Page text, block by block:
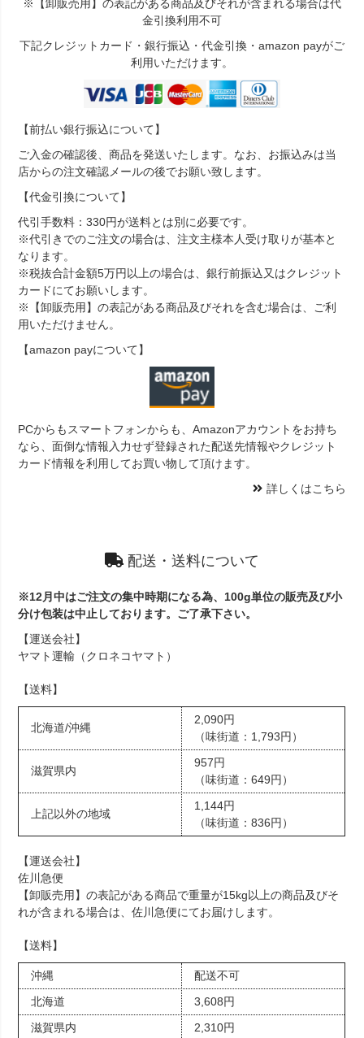
※【卸販売用】の表記がある商品及びそれが含まれる場合は代
金引換利用不可
下記クレジットカード・銀行振込・代金引換・amazon payがご
利用いただけます。
【前払い銀行振込について】
ご入金の確認後、商品を発送いたします。なお、お振込みは当
店からの注文確認メールの後でお願い致します。
【代金引換について】
代引手数料：330円が送料とは別に必要です。
※代引きでのご注文の場合は、注文主様本人受け取りが基本と
なります。
※税抜合計金額5万円以上の場合は、銀行前振込又はクレジット
カードにてお願いします。
※【卸販売用】の表記がある商品及びそれを含む場合は、ご利
用いただけません。
【amazon payについて】
PCからもスマートフォンからも、Amazonアカウントをお持ち
なら、面倒な情報入力せず登録された配送先情報やクレジット
カード情報を利用してお買い物して頂けます。
詳しくはこちら
配送・送料について
※12月中はご注文の集中時期になる為、100g単位の販売及び小
分け包装は中止しております。ご了承下さい。
【運送会社】
ヤマト運輸（クロネコヤマト）
【送料】
北海道/沖縄
2,090円
（味街道：1,793円）
滋賀県内
957円
（味街道：649円）
上記以外の地域
1,144円
（味街道：836円）
【運送会社】
佐川急便
【卸販売用】の表記がある商品で重量が15kg以上の商品及びそ
れが含まれる場合は、佐川急便にてお届けします。
【送料】
沖縄
配送不可
北海道
3,608円
滋賀県内
2,310円